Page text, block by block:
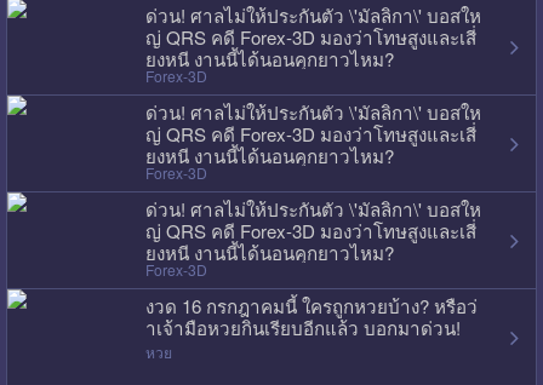
ด่วน! ศาลไม่ให้ประกันตัว \'มัลลิกา\' บอสให
ญ่ QRS คดี Forex-3D มองว่าโทษสูงและเสี่
ยงหนี งานนี้ได้นอนคุกยาวไหม?
Forex-3D
ด่วน! ศาลไม่ให้ประกันตัว \'มัลลิกา\' บอสให
ญ่ QRS คดี Forex-3D มองว่าโทษสูงและเสี่
ยงหนี งานนี้ได้นอนคุกยาวไหม?
Forex-3D
ด่วน! ศาลไม่ให้ประกันตัว \'มัลลิกา\' บอสให
ญ่ QRS คดี Forex-3D มองว่าโทษสูงและเสี่
ยงหนี งานนี้ได้นอนคุกยาวไหม?
Forex-3D
งวด 16 กรกฎาคมนี้ ใครถูกหวยบ้าง? หรือว่
าเจ้ามือหวยกินเรียบอีกแล้ว บอกมาด่วน!
หวย